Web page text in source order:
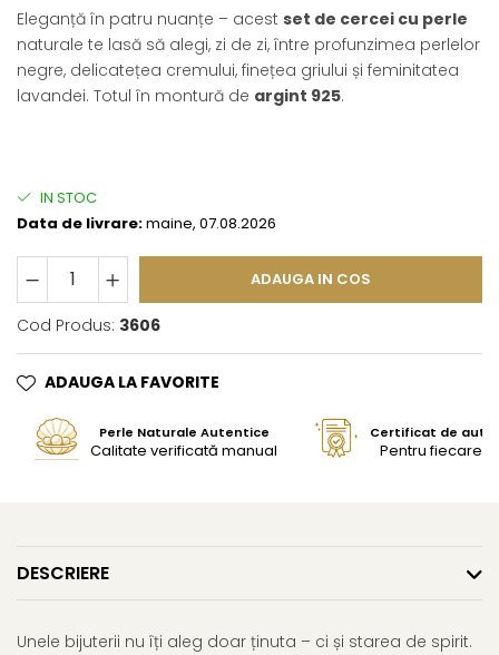
Eleganță în patru nuanțe – acest set de cercei cu perle
naturale te lasă să alegi, zi de zi, între profunzimea perlelor
negre, delicatețea cremului, finețea griului și feminitatea
lavandei. Totul în montură de argint 925.
IN STOC
Data de livrare:maine, 07.08.2026
ADAUGA IN COS
Cod Produs: 3606
ADAUGA LA FAVORITE
Perle Naturale Autentice
Calitate verificată manual
Certificat de
Pentru fiecare
DESCRIERE
Unele bijuterii nu îți aleg doar ținuta – ci și starea de spirit.